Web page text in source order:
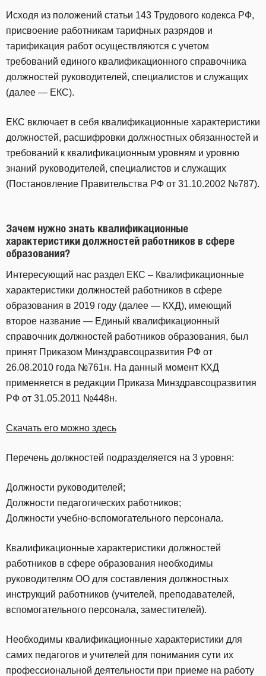
Исходя из положений статьи 143 Трудового кодекса РФ,
присвоение работникам тарифных разрядов и
тарификация работ осуществляются с учетом
требований единого квалификационного справочника
должностей руководителей, специалистов и служащих
(далее — ЕКС).
ЕКС включает в себя квалификационные характеристики
должностей, расшифровки должностных обязанностей и
требований к квалификационным уровням и уровню
знаний руководителей, специалистов и служащих
(Постановление Правительства РФ от 31.10.2002 №787).
Зачем нужно знать квалификационные
характеристики должностей работников в сфере
образования?
Интересующий нас раздел ЕКС – Квалификационные
характеристики должностей работников в сфере
образования в 2019 году (далее — КХД), имеющий
второе название — Единый квалификационный
справочник должностей работников образования, был
принят Приказом Минздравсоцразвития РФ от
26.08.2010 года №761н. На данный момент КХД
применяется в редакции Приказа Минздравсоцразвития
РФ от 31.05.2011 №448н.
Скачать его можно здесь
Перечень должностей подразделяется на 3 уровня:
Должности руководителей;
Должности педагогических работников;
Должности учебно-вспомогательного персонала.
Квалификационные характеристики должностей
работников в сфере образования необходимы
руководителям ОО для составления должностных
инструкций работников (учителей, преподавателей,
вспомогательного персонала, заместителей).
Необходимы квалификационные характеристики для
самих педагогов и учителей для понимания сути их
профессиональной деятельности при приеме на работу